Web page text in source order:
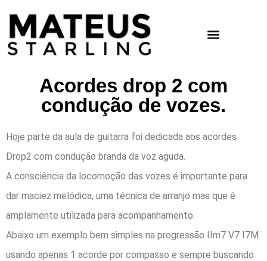
Acordes drop 2 com
condução de vozes.
Hoje parte da aula de guitarra foi dedicada aos acordes
Drop2 com condução branda da voz aguda.
A consciência da locomoção das vozes é importante para
dar maciez melódica, uma técnica de arranjo mas que é
amplamente utilizada para acompanhamento.
Abaixo um exemplo bem simples na progressão IIm7 V7 I7M
usando apenas 1 acorde por compasso e sempre buscando